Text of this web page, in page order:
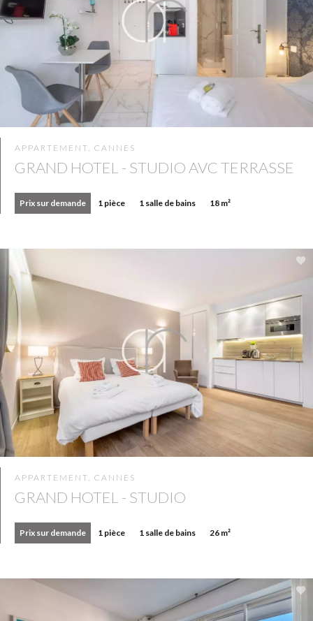
APPARTEMENT, CANNES
GRAND HOTEL - STUDIO AVC TERRASSE
Prix sur demande 1 pièce 1 salle de bains 18 m²
APPARTEMENT, CANNES
GRAND HOTEL - STUDIO
Prix sur demande 1 pièce 1 salle de bains 26 m²